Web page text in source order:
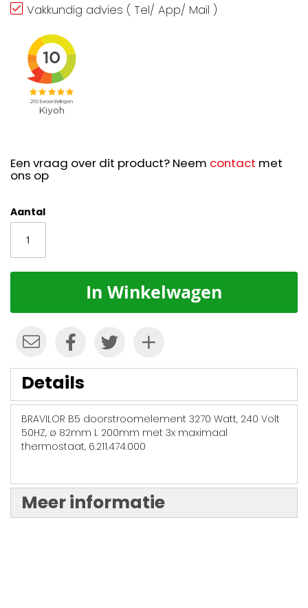
Vakkundig advies ( Tel/ App/ Mail )
Een vraag over dit product? Neem contact met
ons op
Aantal
In Winkelwagen
Details
BRAVILOR B5 doorstroomelement 3270 Watt, 240 Volt
50HZ, ø 82mm L 200mm met 3x maximaal
thermostaat, 6.211.474.000
Meer informatie